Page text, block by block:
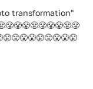
transformation"